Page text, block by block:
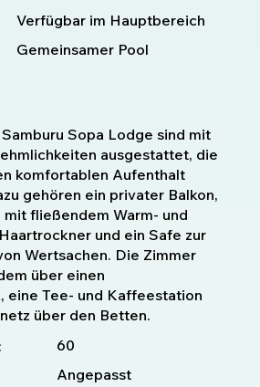
Verfügbar im Hauptbereich
Gemeinsamer Pool
Sopa Lodge sind mit
ausgestattet, die
komfortablen Aufenthalt
gehören ein privater Balkon,
mit fließendem Warm- und
und ein Safe zur
Wertsachen. Die Zimmer
über einen
eine Tee- und Kaffeestation
über den Betten.
60
Angepasst